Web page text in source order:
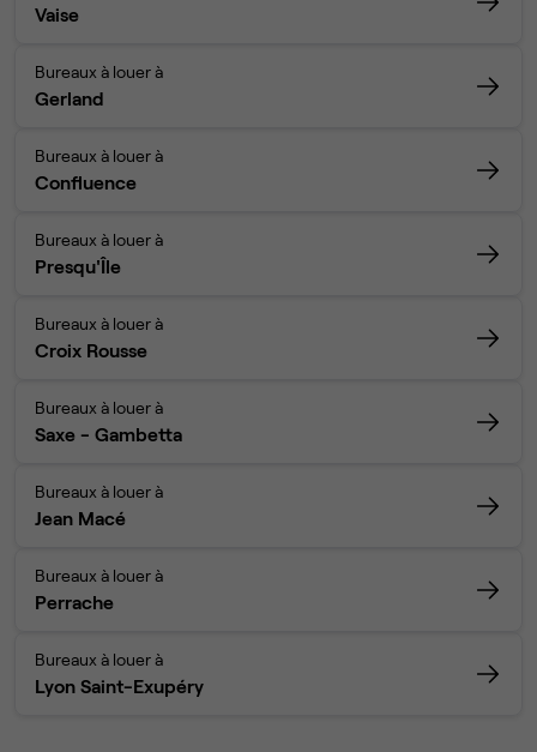
Vaise
Bureaux à louer à
Gerland
Bureaux à louer à
Confluence
Bureaux à louer à
Presqu'Île
Bureaux à louer à
Croix Rousse
Bureaux à louer à
Saxe - Gambetta
Bureaux à louer à
Jean Macé
Bureaux à louer à
Perrache
Bureaux à louer à
Lyon Saint-Exupéry